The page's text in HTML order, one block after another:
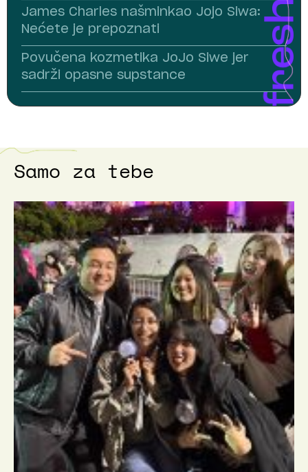
James Charles našminkao Jojo Siwa:
Nećete je prepoznati
Povučena kozmetika JoJo Siwe jer
sadrži opasne supstance
Samo za tebe